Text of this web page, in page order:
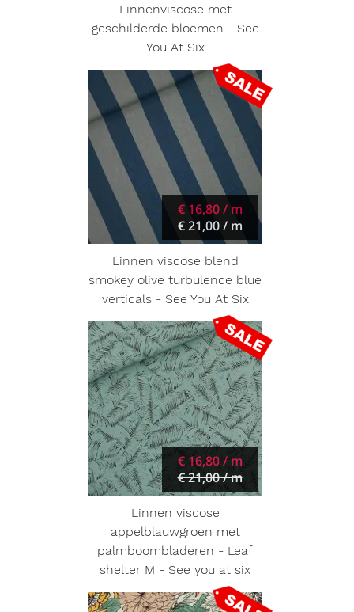
Linnenviscose met
geschilderde bloemen - See
You At Six
€ 16,80 / m
€ 21,00 / m
Linnen viscose blend
smokey olive turbulence blue
verticals - See You At Six
€ 16,80 / m
€ 21,00 / m
Linnen viscose
appelblauwgroen met
palmboombladeren - Leaf
shelter M - See you at six